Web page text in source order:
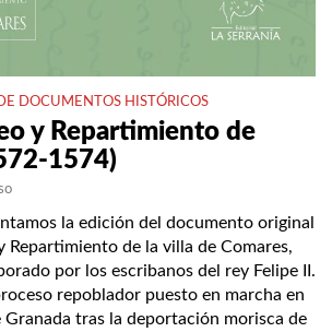
DOCUMENTOS HISTÓRICOS
y Repartimiento de
1574)
la edición del documento original
Repartimiento de la villa de Comares,
por los escribanos del rey Felipe II.
repoblador puesto en marcha en
tras la deportación morisca de